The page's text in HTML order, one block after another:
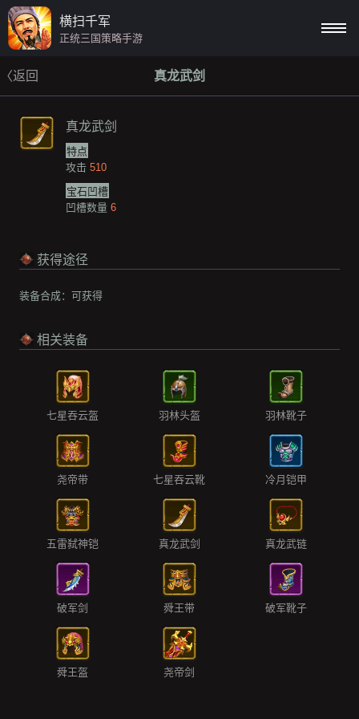
横扫千军
正统三国策略手游
〈返回 真龙武剑
真龙武剑
特点
攻击 510
宝石凹槽
凹槽数量 6
获得途径
装备合成： 可获得
相关装备
七星吞云盔 羽林头盔 羽林靴子
尧帝带 七星吞云靴 冷月铠甲
五雷弑神铠 真龙武剑 真龙武链
破军剑 舜王带 破军靴子
舜王盔 尧帝剑